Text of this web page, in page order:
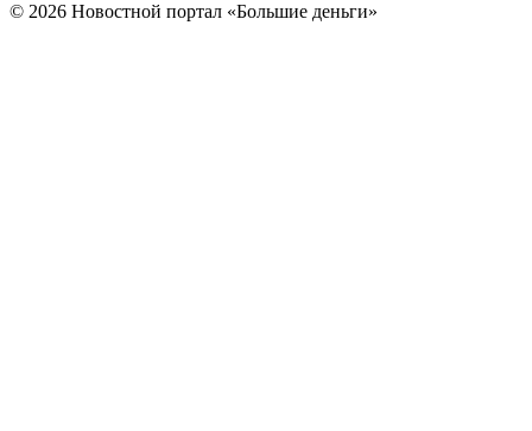
© 2026 Новостной портал «Большие деньги»